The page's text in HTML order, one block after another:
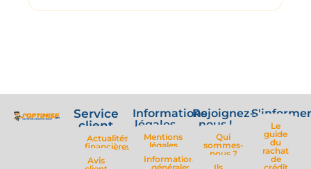
Service
client
Actualités
financières
Avis
Informations
légales
Mentions
légales
Informations
générales
Rejoignez-
nous !
Qui
sommes-
nous ?
Ils
Le
guide
du
rachat
de
crédit